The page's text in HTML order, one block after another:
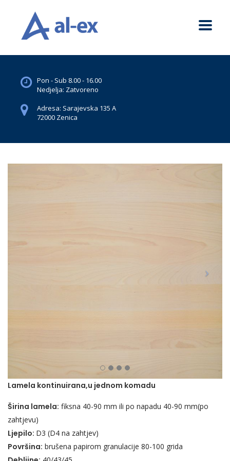
Pon - Sub 8.00 - 16.00
Nedjelja: Zatvoreno
Adresa: Sarajevska 135 A
72000 Zenica
Lamela kontinuirana,u jednom komadu
Širina lamela: fiksna 40-90 mm ili po napadu 40-90 mm(po
zahtjevu)
Ljepilo: D3 (D4 na zahtjev)
Površina: brušena papirom granulacije 80-100 grida